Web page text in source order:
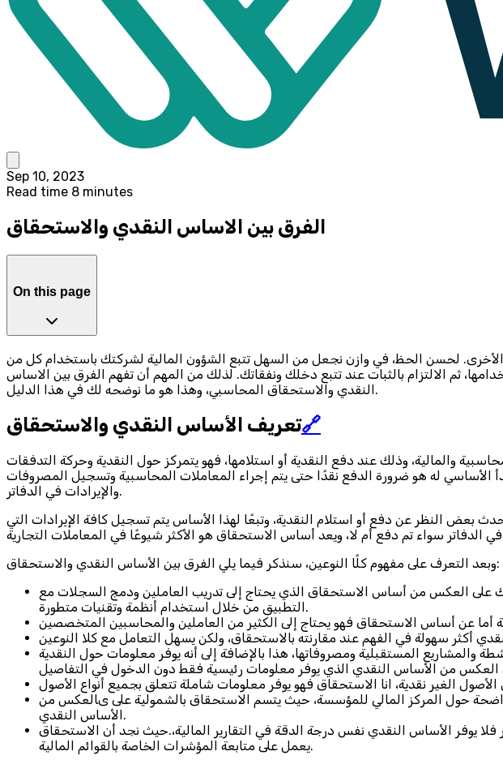
Sep 10, 2023
Read time 8 minutes
الفرق بين الاساس النقدي والاستحقاق
On this page
لحسن الحظ، في وازن نجعل من السهل تتبع الشؤون المالية لشركتك باستخدام كل من
ثم الالتزام بالثبات عند تتبع دخلك ونفقاتك. لذلك من المهم أن تفهم الفرق بين الاساس
النقدي والاستحقاق المحاسبي، وهذا هو ما نوضحه لك في هذا الدليل.
تعريف الأساس النقدي والاستحقاق🔗
والمالية، وذلك عند دفع النقدية أو استلامها، فهو يتمركز حول النقدية وحركة التدفقات
الأساسي له هو ضرورة الدفع نقدًا حتى يتم إجراء المعاملات المحاسبية وتسجيل المصروفات
والإيرادات في الدفاتر.
بعض النظر عن دفع أو استلام النقدية، وتبعًا لهذا الأساس يتم تسجيل كافة الإيرادات التي
وبعد التعرف على مفهوم كلًا النوعين، سنذكر فيما يلي الفرق بين الأساس النقدي والاستحقاق:
على العكس من أساس الاستحقاق الذي يحتاج إلى تدريب العاملين ودمج السجلات مع
التطبيق من خلال استخدام أنظمة وتقنيات متطورة.
المستقبلية ومصروفاتها، هذا بالإضافة إلى أنه يوفر معلومات حول النقدية
حول المركز المالي للمؤسسة، حيث يتسم الاستحقاق بالشمولية على ىالعكس من
الأساس النقدي.
يوفر الأساس النقدي نفس درجة الدقة في التقارير المالية،.حيث نجد أن الاستحقاق
يعمل على متابعة المؤشرات الخاصة بالقوائم المالية.